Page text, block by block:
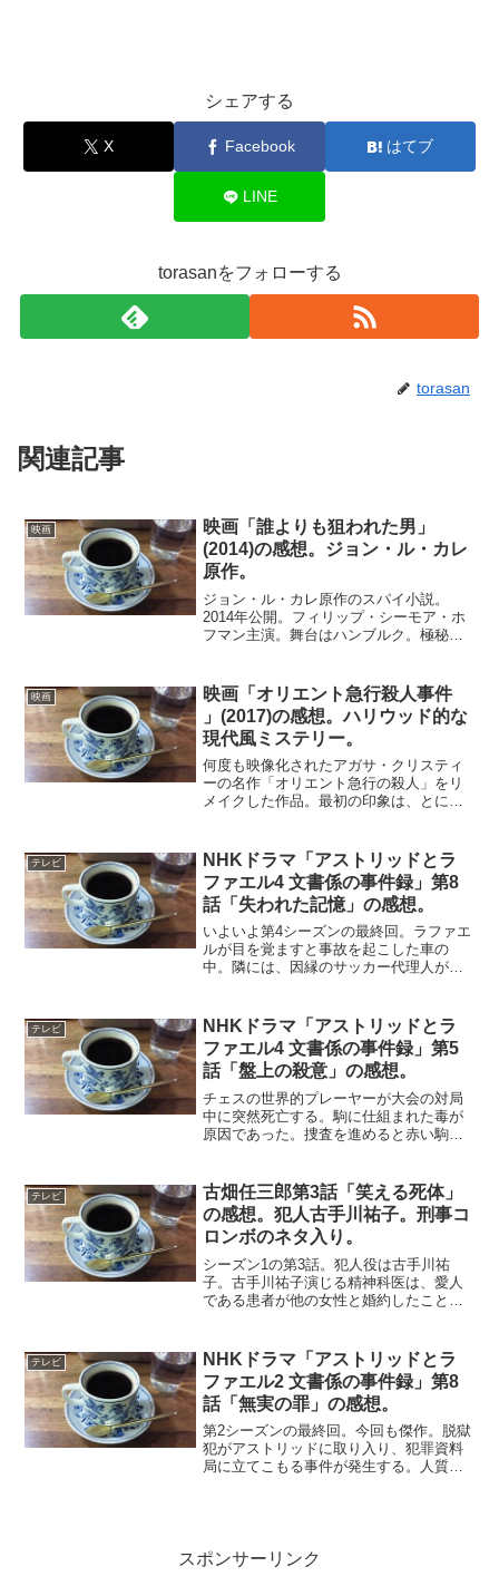
シェアする
X Facebook はてブ
LINE
torasanをフォローする
torasan
関連記事
映画
映画「誰よりも狙われた男」
(2014)の感想。ジョン・ル・カレ
原作。
ジョン・ル・カレ原作のスパイ小説。
2014年公開。フィリップ・シーモア・ホ
フマン主演。舞台はハンブルク。極秘で
を付ける。彼は人権派女性弁護士の保護
のもと、父の残した多額...
映画
映画「オリエント急行殺人事件
」(2017)の感想。ハリウッド的な
現代風ミステリー。
何度も映像化されたアガサ・クリスティ
ーの名作「オリエント急行の殺人」をリ
メイクした作品。最初の印象は、とにか
なセット、俳優たちの高い演技力。そし
て大胆な脚本。ミステリー...
テレビ
NHKドラマ「アストリッドとラ
ファエル4 文書係の事件録」第8
話「失われた記憶」の感想。
いよいよ第4シーズンの最終回。ラファエ
ルが目を覚ますと事故を起こした車の
中。隣には、因縁のサッカー代理人が銃
記憶を失っており、拘束の危機に陥る。
アストリッドたちは、何と...
テレビ
NHKドラマ「アストリッドとラ
ファエル4 文書係の事件録」第5
話「盤上の殺意」の感想。
チェスの世界的プレーヤーが大会の対局
中に突然死亡する。駒に仕組まれた毒が
原因であった。捜査を進めると赤い駒が
を散りばめたこのシリーズだが、さすが
に囲碁で話をつくるのは難...
テレビ
古畑任三郎第3話「笑える死体」
の感想。犯人古手川祐子。刑事コ
ロンボのネタ入り。
シーズン1の第3話。犯人役は古手川祐
子。古手川祐子演じる精神科医は、愛人
である患者が他の女性と婚約したことを
い、愛人を殺してしまう。古畑は捜査を
始めると、いくつかの不審...
テレビ
NHKドラマ「アストリッドとラ
ファエル2 文書係の事件録」第8
話「無実の罪」の感想。
第2シーズンの最終回。今回も傑作。脱獄
犯がアストリッドに取り入り、犯罪資料
局に立てこもる事件が発生する。人質に
スポンサーリンク